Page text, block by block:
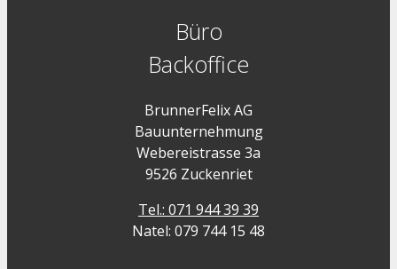
Büro
Backoffice
BrunnerFelix AG
Bauunternehmung
Webereistrasse 3a
9526 Zuckenriet
Tel.: 071 944 39 39
Natel: 079 744 15 48